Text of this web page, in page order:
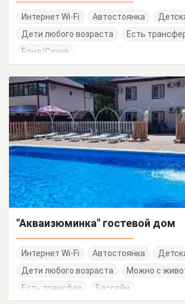
Интернет Wi-Fi Автостоянка
Дети любого возраста
Есть
Баня/Сауна
"Акваизюминка" гостевой дом
Интернет Wi-Fi Автостоянка
Дети любого возраста
Можно с
Есть трансфер
Бассейн